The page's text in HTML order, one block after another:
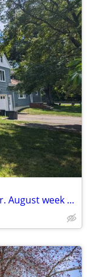
Still time for getting everyone together. August week open